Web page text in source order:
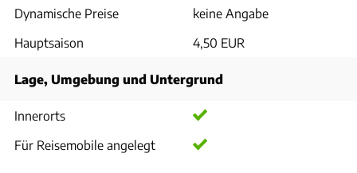
Dynamische Preise
keine Angabe
Hauptsaison
4,50 EUR
Lage, Umgebung und Untergrund
Innerorts
Für Reisemobile angelegt